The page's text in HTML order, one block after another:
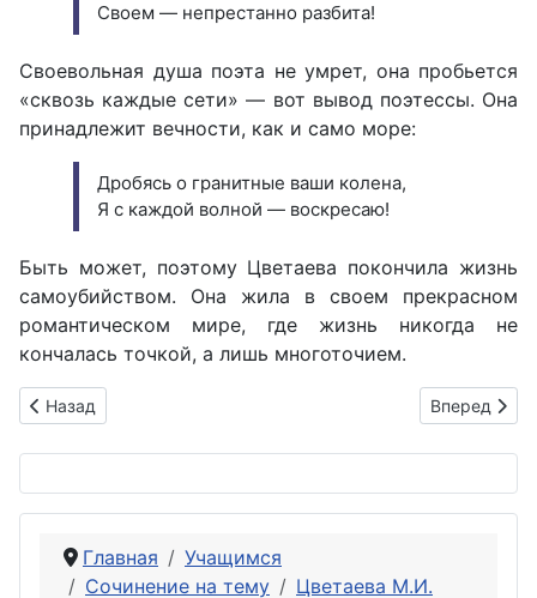
Своем — непрестанно разбита!
Своевольная душа поэта не умрет, она пробьется
«сквозь каждые сети» — вот вывод поэтессы. Она
принадлежит вечности, как и само море:
Дробясь о гранитные ваши колена,
Я с каждой волной — воскресаю!
Быть может, поэтому Цветаева покончила жизнь
самоубийством. Она жила в своем прекрасном
романтическом мире, где жизнь никогда не
кончалась точкой, а лишь многоточием.
Предыдущий: Патриотическая тема в лирике Цветаевой
Назад Следующий:
Вперед
Главная
Учащимся
Сочинение на тему
Цветаева М.И.